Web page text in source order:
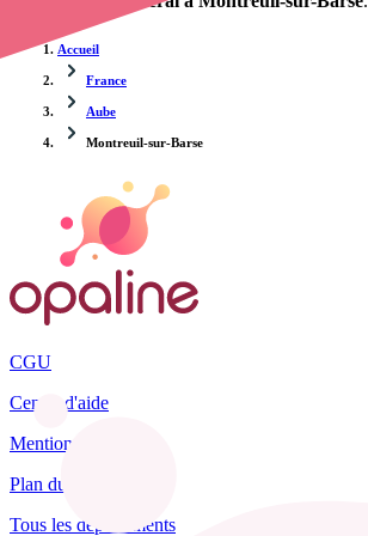
Accueil
France
Aube
Montreuil-sur-Barse
CGU
Centre d'aide
Mentions légales
Plan du site
Tous les départements